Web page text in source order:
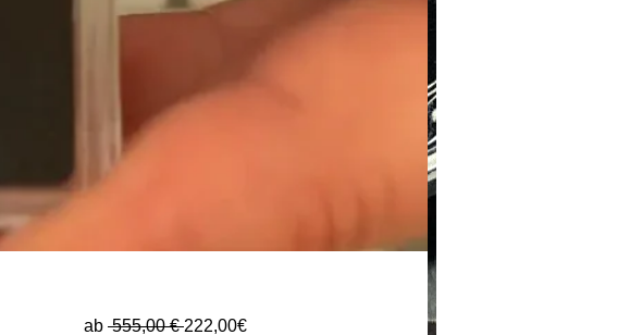
ab 555,00 € Standardpreis
222,00€Sale-